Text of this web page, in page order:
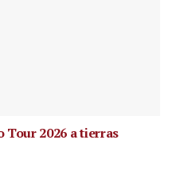
Tour 2026 a tierras